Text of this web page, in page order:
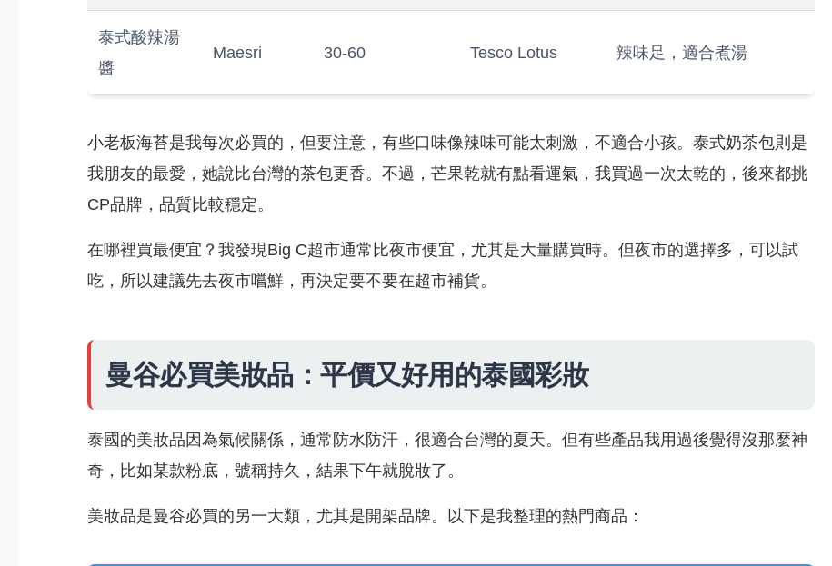
泰式酸辣湯
醬
Maesri 30-60 Tesco Lotus 辣味足，適合煮湯
小老板海苔是我每次必買的，但要注意，有些口味像辣味可能太刺激，不適合小孩。泰式奶茶包則是
我朋友的最愛，她說比台灣的茶包更香。不過，芒果乾就有點看運氣，我買過一次太乾的，後來都挑
CP品牌，品質比較穩定。
在哪裡買最便宜？我發現Big C超市通常比夜市便宜，尤其是大量購買時。但夜市的選擇多，可以試
吃，所以建議先去夜市嚐鮮，再決定要不要在超市補貨。
曼谷必買美妝品：平價又好用的泰國彩妝
泰國的美妝品因為氣候關係，通常防水防汗，很適合台灣的夏天。但有些產品我用過後覺得沒那麼神
奇，比如某款粉底，號稱持久，結果下午就脫妝了。
美妝品是曼谷必買的另一大類，尤其是開架品牌。以下是我整理的熱門商品：